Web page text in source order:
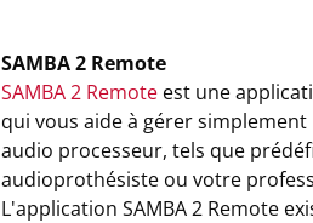
SAMBA 2 Remote
SAMBA 2 Remoteest une
qui vous aide à gérer
audio processeur, tels que
audioprothésiste ou votre
L'application SAMBA 2 Remote